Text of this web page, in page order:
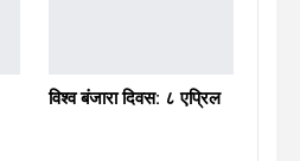
विश्व बंजारा दिवस: ८ एप्रिल